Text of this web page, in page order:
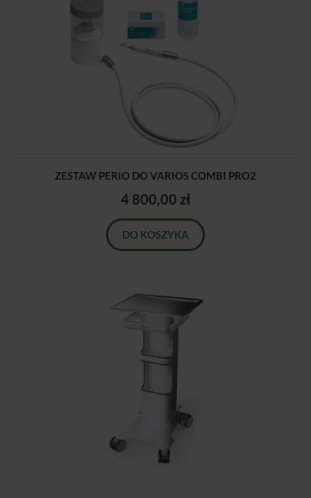
ZESTAW PERIO DO VARIOS COMBI PRO2
4 800,00 zł
DO KOSZYKA